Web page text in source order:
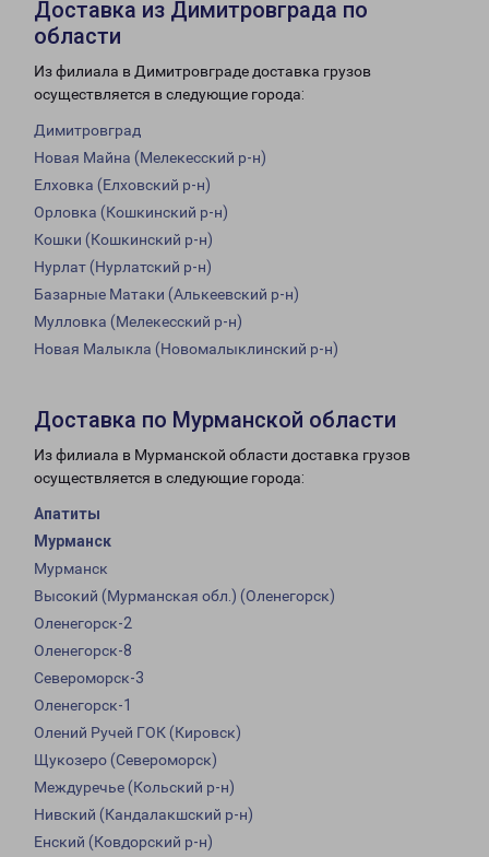
Доставка из Димитровграда по
области
Из филиала в Димитровграде доставка грузов
осуществляется в следующие города:
Димитровград
Новая Майна (Мелекесский р-н)
Елховка (Елховский р-н)
Орловка (Кошкинский р-н)
Кошки (Кошкинский р-н)
Нурлат (Нурлатский р-н)
Базарные Матаки (Алькеевский р-н)
Мулловка (Мелекесский р-н)
Новая Малыкла (Новомалыклинский р-н)
Доставка по Мурманской области
Из филиала в Мурманской области доставка грузов
осуществляется в следующие города:
Апатиты
Мурманск
Мурманск
Высокий (Мурманская обл.) (Оленегорск)
Оленегорск-2
Оленегорск-8
Североморск-3
Оленегорск-1
Олений Ручей ГОК (Кировск)
Щукозеро (Североморск)
Междуречье (Кольский р-н)
Нивский (Кандалакшский р-н)
Енский (Ковдорский р-н)